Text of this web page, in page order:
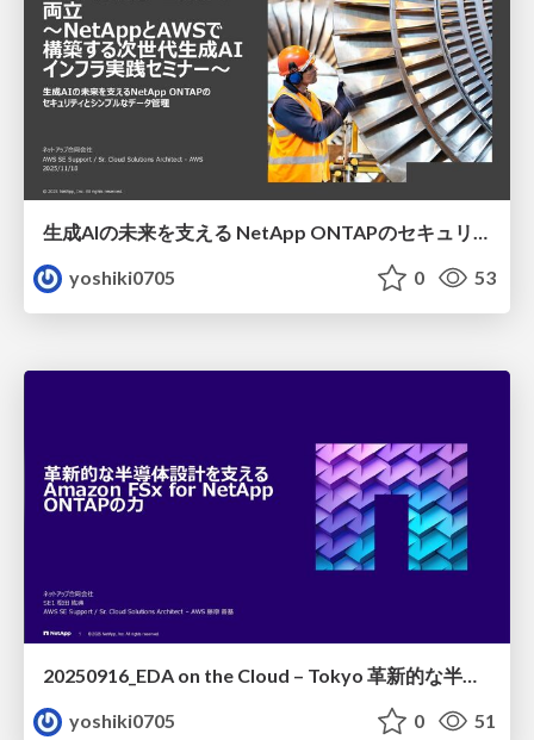
yoshiki0705
0 53
20250916_EDA on the Cloud – Tokyo 革新的な半導体設計を支えるAmazon FSx for NetApp ONTAPの力
yoshiki0705
0 51